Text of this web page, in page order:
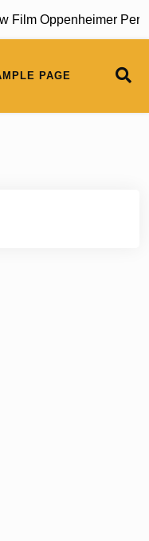
Oppenheimer
PAGE